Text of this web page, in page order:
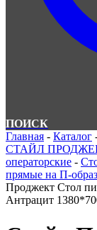
ПОИСК
Главная - Каталог
СТАЙЛ
операторские -
прямые на П-
Проджект Стол
Антрацит